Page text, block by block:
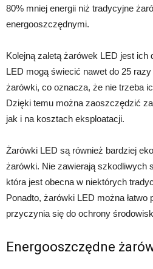
80% mniej energii niż tradycyjne
energooszczędnymi.
Kolejną zaletą żarówek LED jest ich
LED mogą świecić nawet do 25 razy
żarówki, co oznacza, że nie trzeba
Dzięki temu można zaoszczędzić
jak i na kosztach eksploatacji.
Żarówki LED są również bardziej
żarówki. Nie zawierają szkodliwych
która jest obecna w niektórych
Ponadto, żarówki LED można łatwo
przyczynia się do ochrony
Energooszczędne